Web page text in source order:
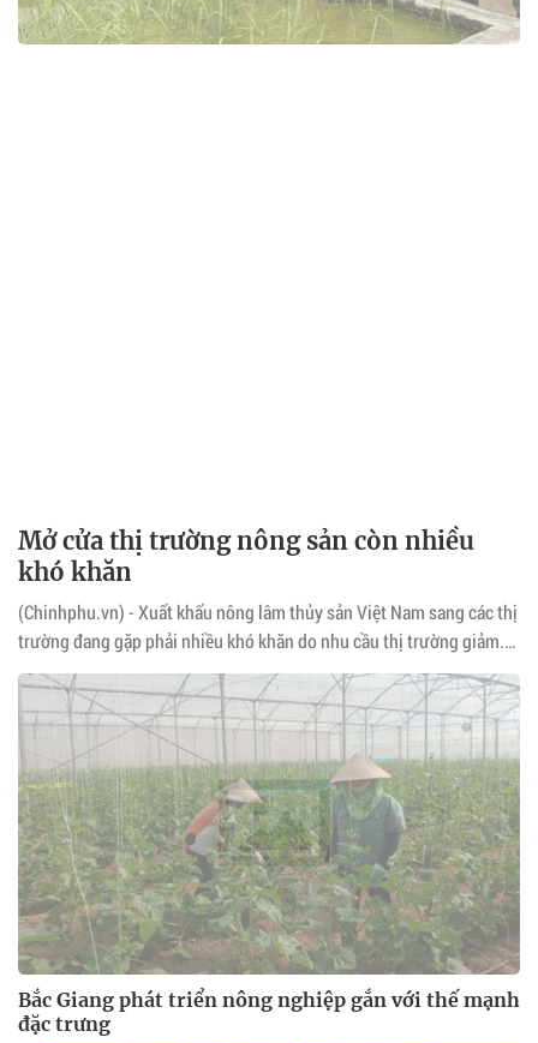
Mở cửa thị trường nông sản còn nhiều
khó khăn
(Chinhphu.vn) - Xuất khẩu nông lâm thủy sản Việt Nam sang các thị
trường đang gặp phải nhiều khó khăn do nhu cầu thị trường giảm.
Không những vậy, người tiêu dùng không chỉ quan tâm đến chất
lượng thực phẩm mà còn quan tâm đến cách thức làm ra sản phẩm,
cách doanh nghiệp đối xử với người lao động, môi trường và xã
Bắc Giang phát triển nông nghiệp gắn với thế mạnh
đặc trưng